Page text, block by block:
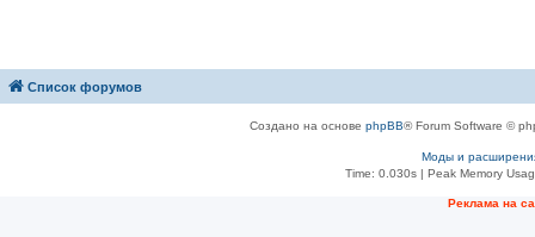
Список форумов
Создано на основе phpBB® Forum Software ©
Моды и
Time: 0.030s| Peak Memory
Рeклама на